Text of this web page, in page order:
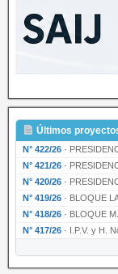
Últimos
N° 422/26 ·
N° 421/26 ·
N° 420/26 ·
N° 419/26 · BLOQUE LA
N° 418/26 · BLOQUE M.P.F.
N° 417/26 · I.P.V. y H. Nota